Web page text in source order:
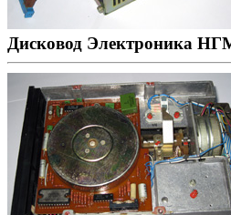
Дисковод Электроника